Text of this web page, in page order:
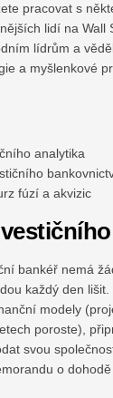
pracovat s
lidí na Wall
lídrům a
a myšlenkové
analytika
fúzí a akvizic
bankéř nemá
každý den
modely
poroste),
svou
o